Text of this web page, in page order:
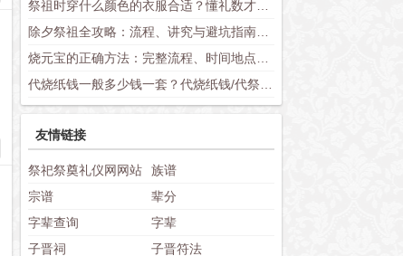
友情链接
祭祀祭奠礼仪网网站
族谱
宗谱
辈分
字辈查询
字辈
子晋祠
子晋符法